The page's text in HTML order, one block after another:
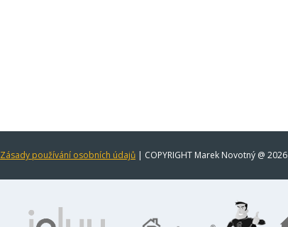
Zásady používání osobních údajů | COPYRIGHT Marek Novotný @ 2026